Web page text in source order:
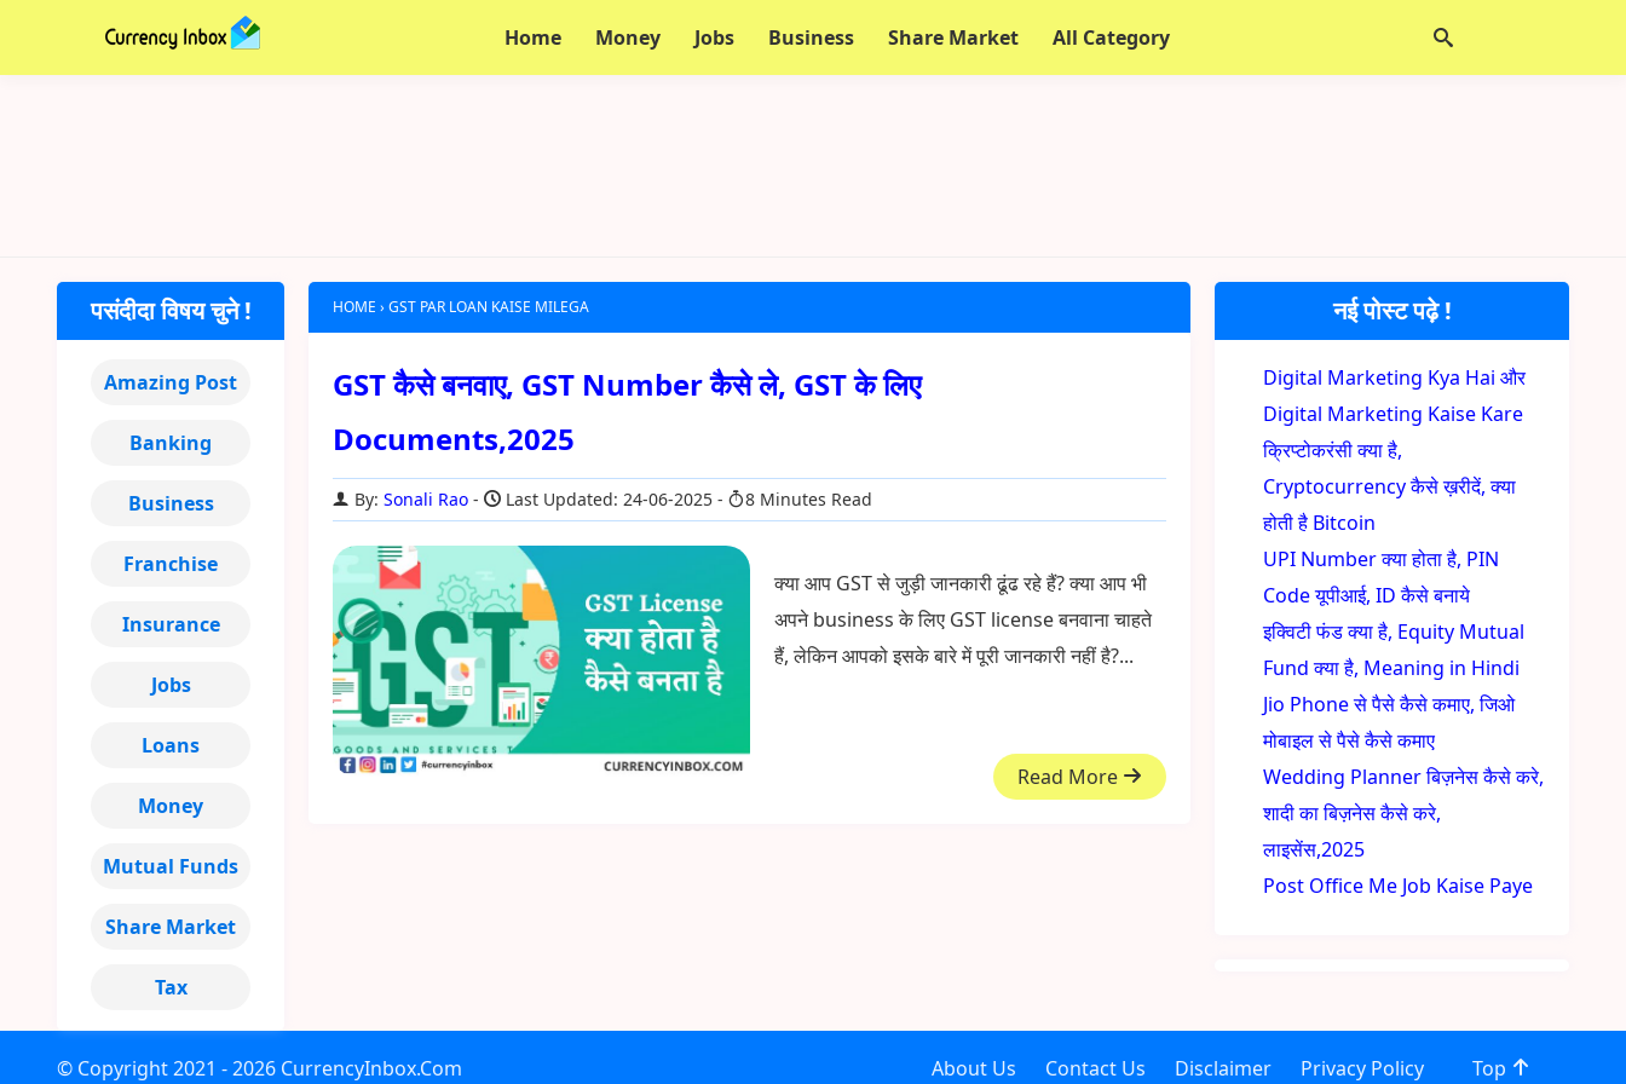
Home Money Jobs Business Share Market All Category
HOME ›GST PAR LOAN KAISE MILEGA
GST कैसे बनवाए, GST Number कैसे ले, GST के लिए
Documents,2025
By:Sonali Rao Last Updated: 24-06-2025 8 Minutes Read
क्या आप GST से जुड़ी जानकारी ढूंढ रहे हैं? क्या आप भी
अपने business के लिए GST license बनवाना चाहते
हैं, लेकिन आपको इसके बारे में पूरी जानकारी नहीं है?...
Read More
नई पोस्ट पढ़े !
Digital Marketing Kya Hai और
Digital Marketing Kaise Kare
क्रिप्टोकरंसी क्या है,
Cryptocurrency कैसे ख़रीदें, क्या
होती है Bitcoin
UPI Number क्या होता है, PIN
Code यूपीआई, ID कैसे बनाये
इक्विटी फंड क्या है, Equity Mutual
Fund क्या है, Meaning in Hindi
Jio Phone से पैसे कैसे कमाए, जिओ
मोबाइल से पैसे कैसे कमाए
Wedding Planner बिज़नेस कैसे करे,
शादी का बिज़नेस कैसे करे,
लाइसेंस,2025
Post Office Me Job Kaise Paye
पसंदीदा विषय चुने !
Amazing Post
Banking
Business
Franchise
Insurance
Jobs
Loans
Money
Mutual Funds
Share Market
Tax
© Copyright2021 - 2026 CurrencyInbox.Com About Us Contact Us Disclaimer Privacy Policy Top